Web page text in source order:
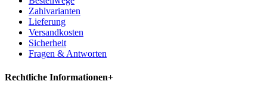
Zahlvarianten
Lieferung
Versandkosten
Sicherheit
Fragen & Antworten
Rechtliche Informationen+